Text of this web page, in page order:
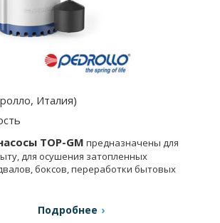
Италия)
TOP-GM предназначены для
для осушения затопленных
боксов, переработки бытовых
Подробнее